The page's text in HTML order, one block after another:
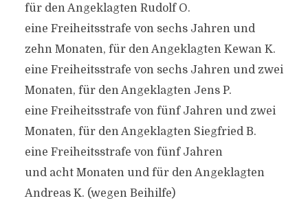
für den Angeklagten Rudolf O.
eine Freiheitsstrafe von sechs Jahren und
zehn Monaten, für den Angeklagten Kewan K.
eine Freiheitsstrafe von sechs Jahren und zwei
Monaten, für den Angeklagten Jens P.
eine Freiheitsstrafe von fünf Jahren und zwei
Monaten, für den Angeklagten Siegfried B.
eine Freiheitsstrafe von fünf Jahren
und acht Monaten und für den Angeklagten
Andreas K. (wegen Beihilfe)